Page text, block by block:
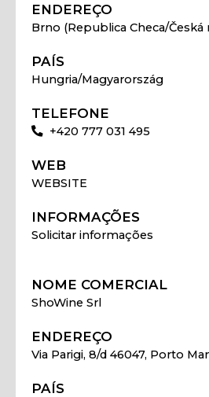
ENDEREÇO
Brno (Republica Checa/Česká
PAÍS
Hungria/Magyarország
TELEFONE
+420 777 031 495
WEB
WEBSITE
INFORMAÇÕES
Solicitar informações
NOME COMERCIAL
ShoWine Srl
ENDEREÇO
Via Parigi, 8/d 46047, Porto
PAÍS